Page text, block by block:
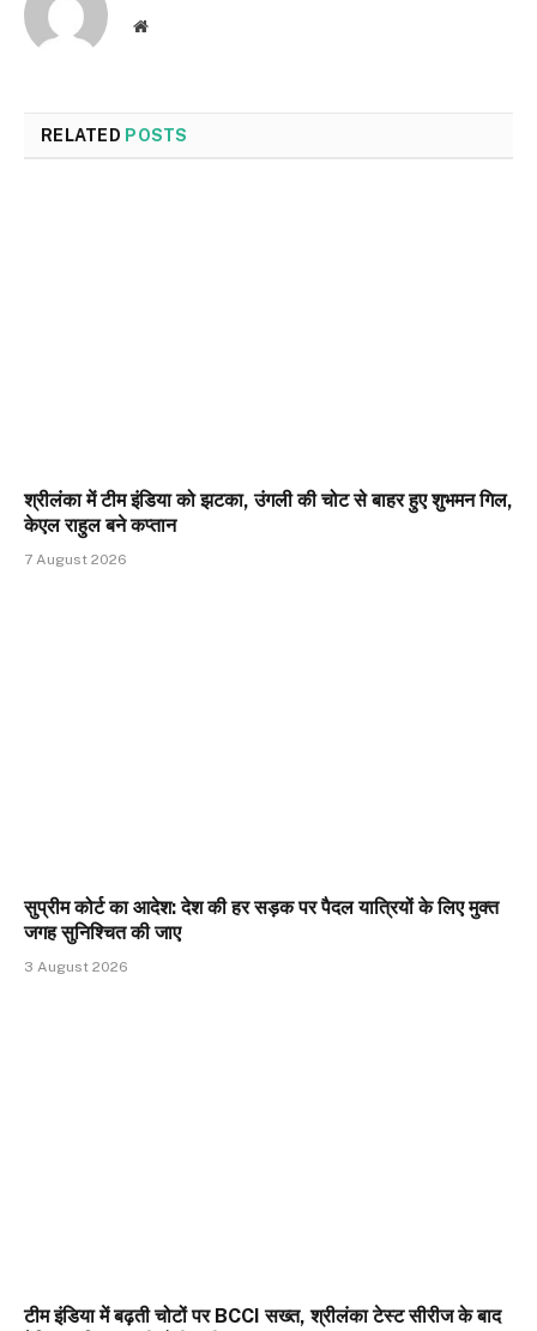
Website
RELATED POSTS
श्रीलंका में टीम इंडिया को झटका, उंगली की चोट से बाहर हुए शुभमन गिल,
केएल राहुल बने कप्तान
7 August 2026
सुप्रीम कोर्ट का आदेश: देश की हर सड़क पर पैदल यात्रियों के लिए मुक्त
जगह सुनिश्चित की जाए
3 August 2026
टीम इंडिया में बढ़ती चोटों पर BCCI सख्त, श्रीलंका टेस्ट सीरीज के बाद